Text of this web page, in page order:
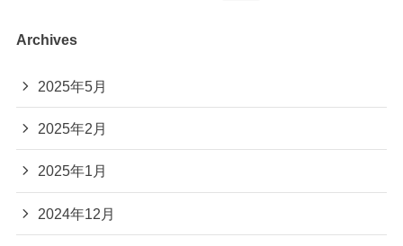
Archives
2025年5月
2025年2月
2025年1月
2024年12月